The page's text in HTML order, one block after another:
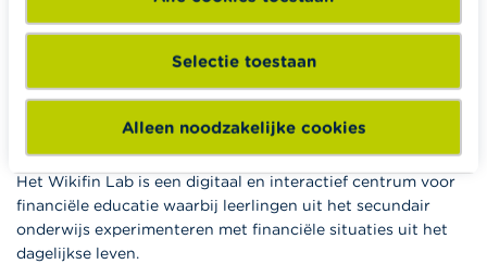
Selectie toestaan
Alleen noodzakelijke cookies
lesmateriaal en opleidingen aan leerkrachten om hen te
ondersteunen bij hun lessen financiële educatie.
Het Wikifin Lab is een digitaal en interactief centrum voor
financiële educatie waarbij leerlingen uit het secundair
onderwijs experimenteren met financiële situaties uit het
dagelijkse leven.